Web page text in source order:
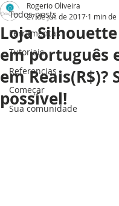
Todos posts
Ferramentas
Tutoriais
Referencias
Começar
Sua comunidade
Loja
em português
em Reais(R$)?
possível!
Rogerio Oliveira
27 de jul. de 2017 1 min de